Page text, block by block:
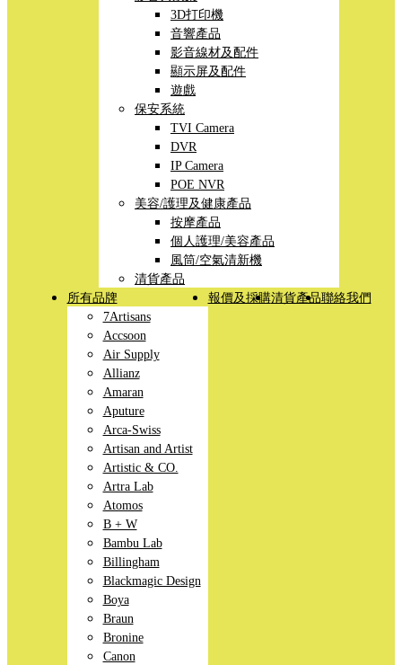
3D打印機
音響產品
影音線材及配件
顯示屏及配件
遊戲
保安系統
TVI Camera
DVR
IP Camera
POE NVR
美容/護理及健康產品
按摩產品
個人護理/美容產品
風筒/空氣清新機
清貨產品
所有品牌
7Artisans
Accsoon
Air Supply
Allianz
Amaran
Aputure
Arca-Swiss
Artisan and Artist
Artistic & CO.
Artra Lab
Atomos
B + W
Bambu Lab
Billingham
Blackmagic Design
Boya
Braun
Bronine
Canon
報價及採購清貨產品聯絡我們